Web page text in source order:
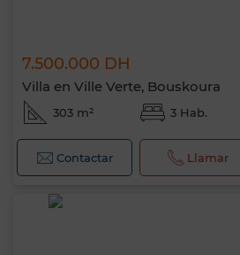
7.500.000 DH
Villa en Ville Verte, Bouskoura
303 m² 3 Hab.
Contactar Llamar